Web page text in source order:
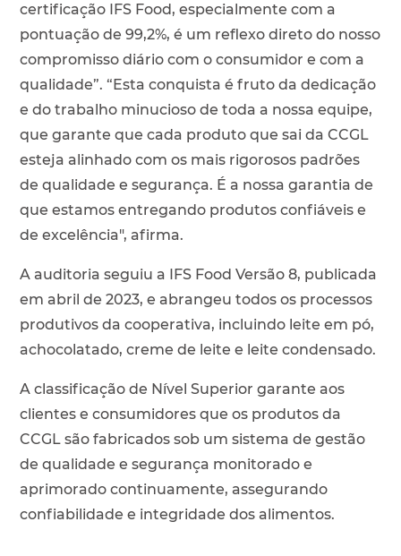
certificação IFS Food, especialmente com a
pontuação de 99,2%, é um reflexo direto do nosso
compromisso diário com o consumidor e com a
qualidade”. “Esta conquista é fruto da dedicação
e do trabalho minucioso de toda a nossa equipe,
que garante que cada produto que sai da CCGL
esteja alinhado com os mais rigorosos padrões
de qualidade e segurança. É a nossa garantia de
que estamos entregando produtos confiáveis e
de excelência", afirma.
A auditoria seguiu a IFS Food Versão 8, publicada
em abril de 2023, e abrangeu todos os processos
produtivos da cooperativa, incluindo leite em pó,
achocolatado, creme de leite e leite condensado.
A classificação de Nível Superior garante aos
clientes e consumidores que os produtos da
CCGL são fabricados sob um sistema de gestão
de qualidade e segurança monitorado e
aprimorado continuamente, assegurando
confiabilidade e integridade dos alimentos.